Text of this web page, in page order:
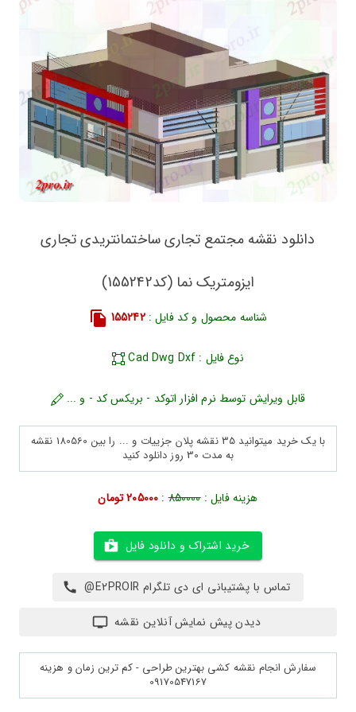
دانلود نقشه مجتمع تجاری ساختمانتریدی تجاری
ایزومتریک نما (کد155242)
شناسه محصول و کد فایل :155242
نوع فایل : Cad Dwg Dxf
قابل ویرایش توسط نرم افزار اتوکد - بریکس کد - و ...
با یک خرید میتوانید 35 نقشه پلان جزییات و ... را بین 180560 نقشه
به مدت 30 روز دانلود کنید
هزینه فایل :850000
: 205000 تومان
خرید اشتراک و دانلود فایل
تماس با پشتیبانی ای دی تلگرام E2PROIR@
دیدن پیش نمایش آنلاین نقشه
سفارش انجام نقشه کشی بهترین طراحی - کم ترین زمان و هزینه
09170547167